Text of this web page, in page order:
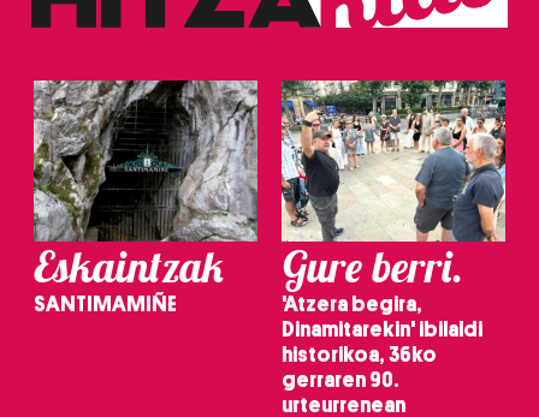
Bazkide batzuek ez dizute baimenik eskatzen, eta beren
bazkideen zerrenda, beren ustez zein helburutarako
duten interes legitimoa eta horren aurka nola egin
dezakezun ikusteko.
Lortu zure datu pertsonalak prozesatzeko moduari
buruzko informazio gehiago eta ezarri zure lehentasunak
datuen atalean. Edozein unetan alda edo ken dezakezu
zure baimena Cookieen adierazpenean.
Webgune honek cookie propioak eta hirugarrenen cookie-
fitxategiak erabiltzen ditu. Zure esperientzia eta
zerbitzuak hobetzeko asmoz, cookie teknologiaz
Eskaintzak
SANTIMAMIÑE
Gure berri.
'Atzera begira,
Dinamitarekin' ibilaldi
historikoa, 36ko
gerraren 90.
urteurrenean